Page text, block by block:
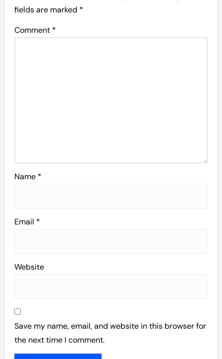
fields are marked *
Comment *
Name *
Email *
Website
Save my name, email, and website in this browser for
the next time I comment.